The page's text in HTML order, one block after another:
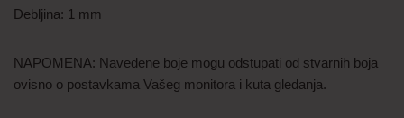
Debljina: 1 mm
NAPOMENA: Navedene boje mogu odstupati od stvarnih boja
ovisno o postavkama Vašeg monitora i kuta gledanja.